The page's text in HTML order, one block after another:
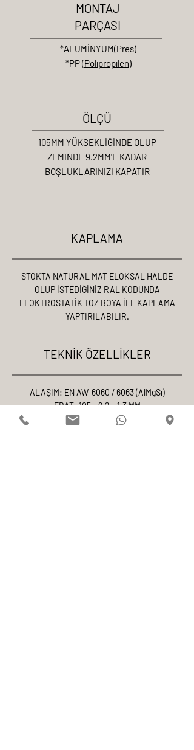
MONTAJ
PARÇASI
*ALÜMİNYUM(Pres)
*PP (Polipropilen)
ÖLÇÜ
105MM YÜKSEKLİĞİNDE OLUP
ZEMİNDE 9.2MM'E KADAR
BOŞLUKLARINIZI KAPATIR
KAPLAMA
STOKTA NATURAL MAT ELOKSAL HALDE
OLUP İSTEDİĞİNİZ RAL KODUNDA
ELOKTROSTATİK TOZ BOYA İLE KAPLAMA
YAPTIRILABİLİR.
TEKNİK ÖZELLİKLER
ALAŞIM: EN AW-6060 / 6063 (AlMgSi)
EBAT: 105 × 9.2 × 1.3 MM
MUKAVEMET: ÇEKME 215 N/mm² AKMA 160